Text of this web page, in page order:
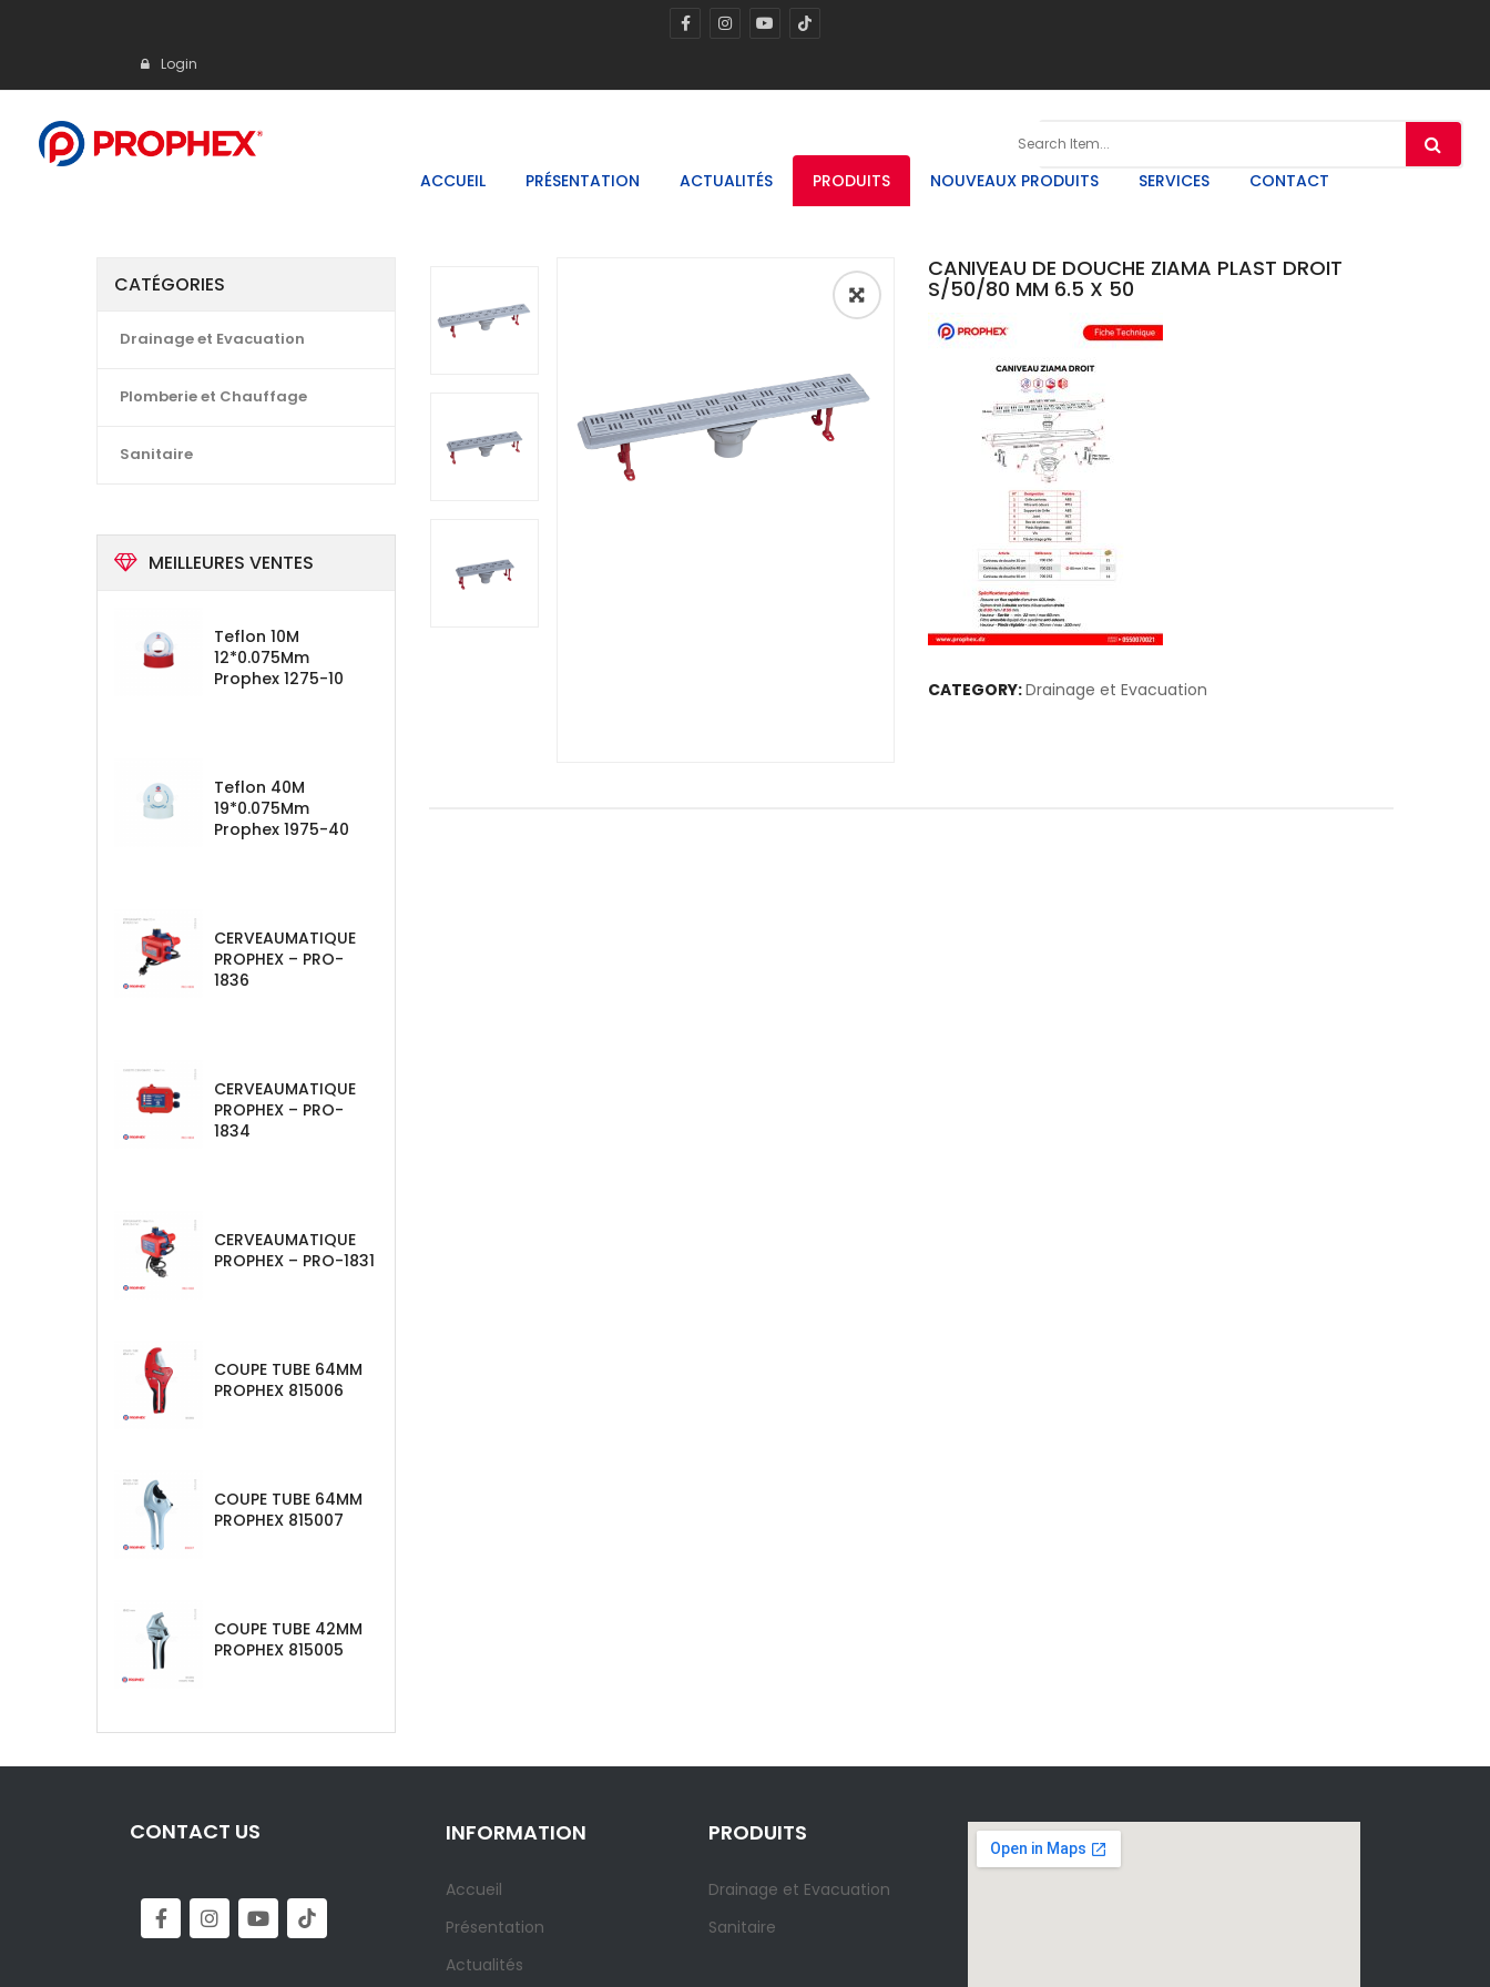
Login
ACCUEIL PRÉSENTATION ACTUALITÉS PRODUITS NOUVEAUX PRODUITS SERVICES CONTACT
CATÉGORIES
Drainage et Evacuation
Plomberie et Chauffage
Sanitaire
MEILLEURES VENTES
Teflon 10M
12*0.075Mm
Prophex 1275-10
Teflon 40M
19*0.075Mm
Prophex 1975-40
CERVEAUMATIQUE
PROPHEX – PRO-
1836
CERVEAUMATIQUE
PROPHEX – PRO-
1834
CERVEAUMATIQUE
PROPHEX – PRO-1831
COUPE TUBE 64MM
PROPHEX 815006
COUPE TUBE 64MM
PROPHEX 815007
COUPE TUBE 42MM
PROPHEX 815005
🔍
CANIVEAU DE DOUCHE ZIAMA PLAST DROIT
S/50/80 MM 6.5 X 50
CATEGORY:Drainage et Evacuation
CONTACT US INFORMATION
Accueil
Présentation
Actualités
PRODUITS
Drainage et Evacuation
Sanitaire